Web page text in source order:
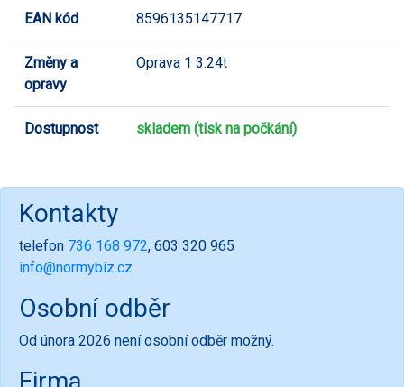
EAN kód 8596135147717
Změny a
opravy
Oprava 1 3.24t
Dostupnost skladem (tisk na počkání)
Kontakty
telefon 736 168 972, 603 320 965
info@normybiz.cz
Osobní odběr
Od února 2026 není osobní odběr možný.
Firma